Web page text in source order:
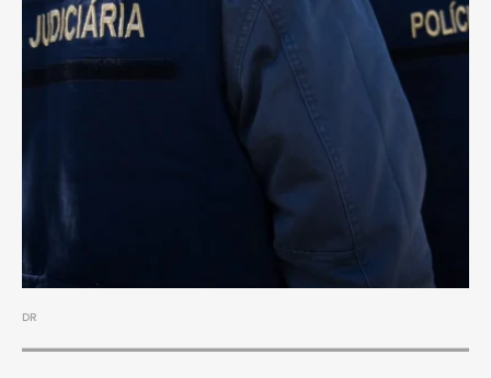
DR